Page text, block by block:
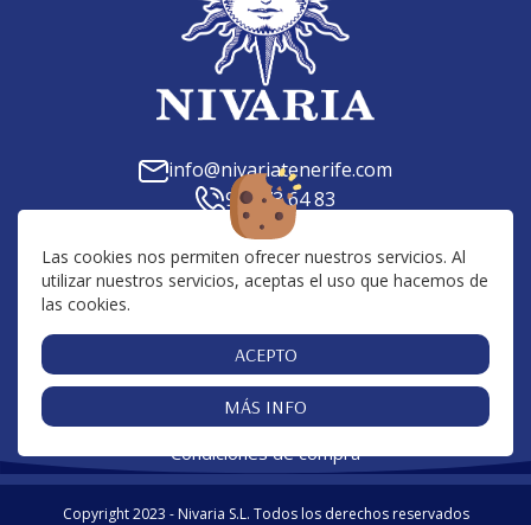
Las cookies nos permiten ofrecer nuestros servicios. Al
utilizar nuestros servicios, aceptas el uso que hacemos de
las cookies.
ACEPTO
MÁS INFO
info@nivariatenerife.com
922 73 64 83
C. Tilena, 23, 38639, Las Chafiras, Santa Cruz de
Tenerife
Av. San Francisco, 10, 38650, Los Cristianos, Santa
Centro Comercial San Blas, 38639, Golf del Sur,
Santa Cruz de Tenerife
Cookies|Aviso Legal|Política de Privacidad|
Condiciones de compra
Copyright 2023 - Nivaria S.L. Todos los derechos reservados